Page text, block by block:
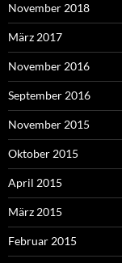
November 2018
März 2017
November 2016
September 2016
November 2015
Oktober 2015
April 2015
März 2015
Februar 2015